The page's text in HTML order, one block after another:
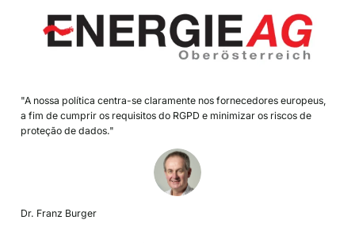
"A nossa política centra-se claramente nos fornecedores europeus,
a fim de cumprir os requisitos do RGPD e minimizar os riscos de
proteção de dados."
Dr. Franz Burger